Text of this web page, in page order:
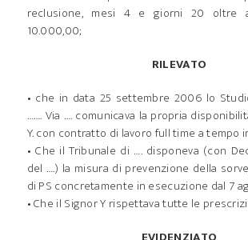
reclusione, mesi 4 e giorni 20 oltre
10.000,00;
RILEVATO
• che in data 25 settembre 2006 lo
……. Via …. comunicava la propria
Y. con contratto di lavoro full time a tempo
• Che il Tribunale di …. disponeva (con
del ….) la misura di prevenzione della
di PS concretamente in esecuzione dal 7
• Che il Signor Y rispettava tutte le